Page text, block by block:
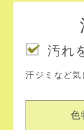
汚れ
汗ジミなど気
色